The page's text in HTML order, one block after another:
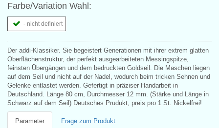
Farbe/Variation Wahl:
- nicht definiert
Der addi-Klassiker. Sie begeistert Generationen mit ihrer extrem glatten
Oberflächenstruktur, der perfekt ausgearbeiteten Messingspitze,
feinsten Übergängen und dem bedruckten Goldseil. Die Maschen liegen
auf dem Seil und nicht auf der Nadel, wodurch beim tricken Sehnen und
Gelenke entlastet werden. Gefertigt in präziser Handarbeit in
Deutschland. Länge 80 cm, Durchmesser 12 mm. (Stärke und Länge in
Schwarz auf dem Seil) Deutsches Prudukt, preis pro 1 St. Nickelfrei!
Parameter Frage zum Produkt